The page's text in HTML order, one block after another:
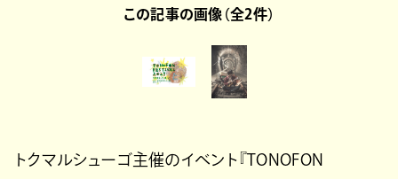
この記事の画像（全2件）
トクマルシューゴ主催のイベント『TONOFON